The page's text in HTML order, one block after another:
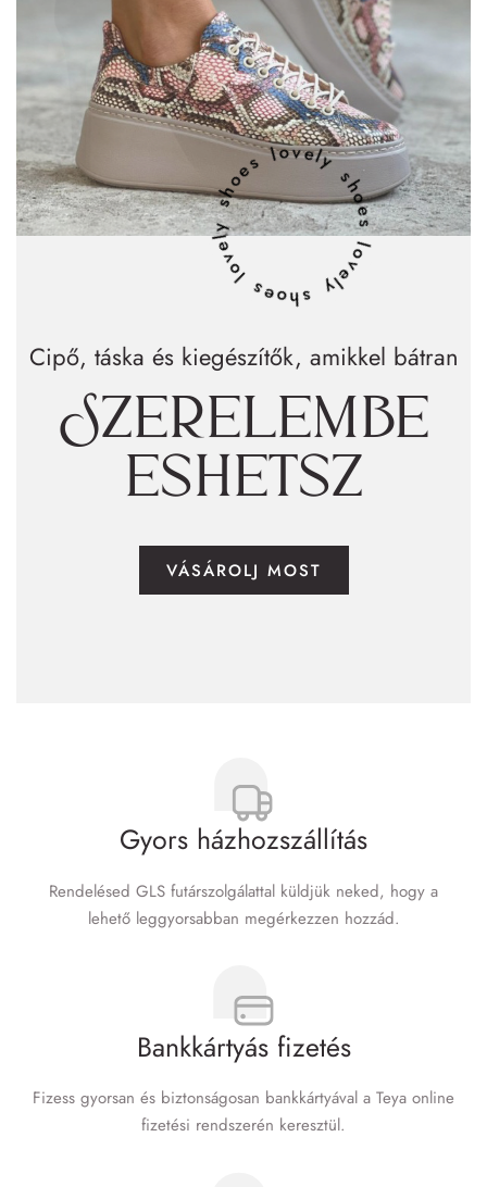
lovely shoes lovely shoes lovely shoes
Cipő, táska és kiegészítők, amikkel bátran
Szerelembe
eshetsz
VÁSÁROLJ MOST
Gyors házhozszállítás
Rendelésed GLS futár­szolgálattal küldjük neked, hogy a
lehető leggyorsabban megérkezzen hozzád.
Bankkártyás fizetés
Fizess gyorsan és biztonságosan bankkártyával a Teya online
fizetési rendszerén keresztül.